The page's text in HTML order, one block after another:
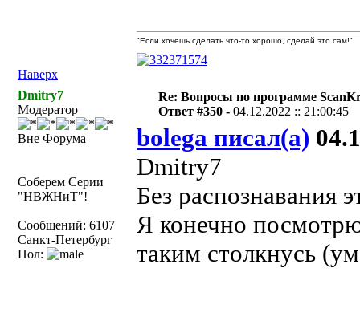
Наверх
"Если хочешь сделать что-то хорошо, сделай это сам!"
Dmitry7
Модератор
Вне Форума
Соберем Серии
"НВЖНиТ"!
Сообщений: 6107
Санкт-Петербург
Пол:
Re: Вопросы по программе
Ответ #350 -04.12.2022 :: 21:00:45
bolega писал(а)
Dmitry7
Без распознавания
Я конечно
таким столкнусь